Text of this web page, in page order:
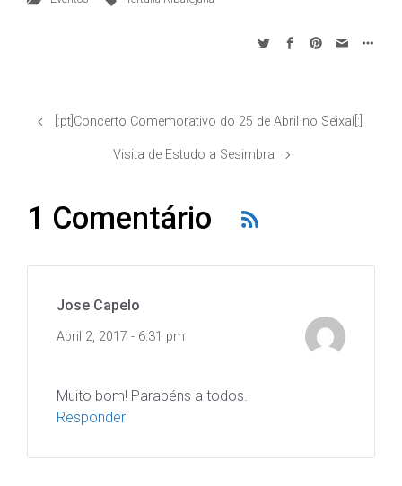
[:pt]Concerto Comemorativo do 25 de Abril no Seixal[:]
Visita de Estudo a Sesimbra
1 Comentário
Jose Capelo
Abril 2, 2017 - 6:31 pm
Muito bom! Parabéns a todos.
Responder